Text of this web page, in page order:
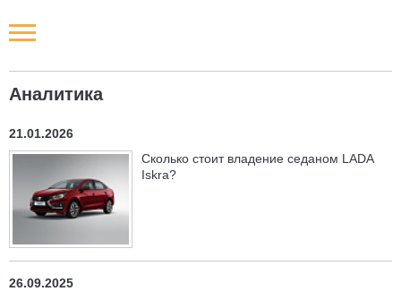
Аналитика
21.01.2026
Сколько стоит владение седаном LADA
Iskra?
26.09.2025
Новости РФ
Новости компаний
Наши мероприятия
Статьи